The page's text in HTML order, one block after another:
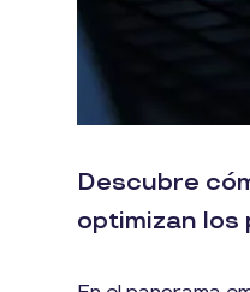
Descubre
optimizan los